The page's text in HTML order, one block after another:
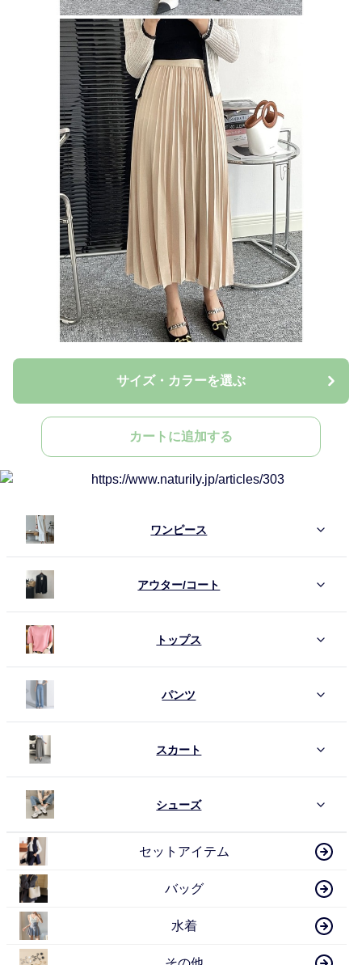
サイズ・カラーを選ぶ
カートに追加する
ワンピース
アウター/コート
トップス
パンツ
スカート
シューズ
セットアイテム
バッグ
水着